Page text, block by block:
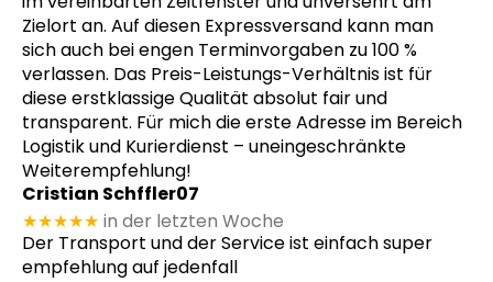
Zielort an. Auf diesen Expressversand kann man
sich auch bei engen Terminvorgaben zu 100 %
verlassen. Das Preis-Leistungs-Verhältnis ist für
diese erstklassige Qualität absolut fair und
transparent. Für mich die erste Adresse im Bereich
Logistik und Kurierdienst – uneingeschränkte
Weiterempfehlung!
Cristian Schffler07
★★★★★ in der letzten Woche
Der Transport und der Service ist einfach super
empfehlung auf jedenfall